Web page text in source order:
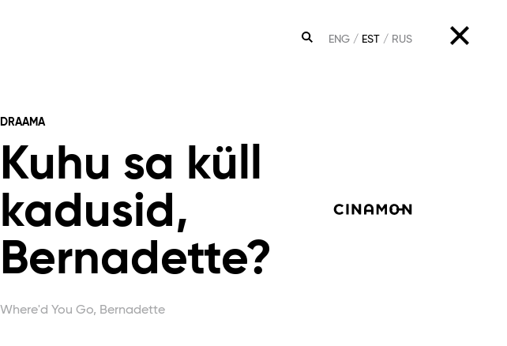
OTSING
ENG EST RUS
DRAAMA
Kuhu sa küll
kadusid,
Bernadette?
Where'd You Go, Bernadette